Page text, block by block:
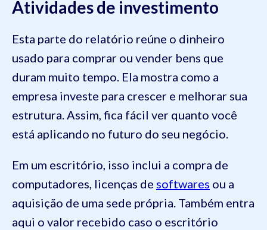
Atividades de investimento
Esta parte do relatório reúne o dinheiro
usado para comprar ou vender bens que
duram muito tempo. Ela mostra como a
empresa investe para crescer e melhorar sua
estrutura. Assim, fica fácil ver quanto você
está aplicando no futuro do seu negócio.
Em um escritório, isso inclui a compra de
computadores, licenças de softwares ou a
aquisição de uma sede própria. Também entra
aqui o valor recebido caso o escritório